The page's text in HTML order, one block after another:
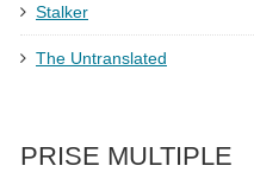
Stalker
The Untranslated
PRISE MULTIPLE